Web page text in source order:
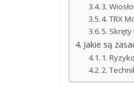
3.
4. TRX
5.
Jakie są
1.
2.